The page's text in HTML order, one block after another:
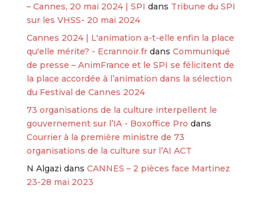
– Cannes, 20 mai 2024 | SPI dans Tribune du SPI
sur les VHSS- 20 mai 2024
Cannes 2024 | L'animation a-t-elle enfin la place
qu'elle mérite? - Ecrannoir.frdans Communiqué
de presse – AnimFrance et le SPI se félicitent de
la place accordée à l’animation dans la sélection
du Festival de Cannes 2024
73 organisations de la culture interpellent le
gouvernement sur l’IA - Boxoffice Pro dans
Courrier à la première ministre de 73
organisations de la culture sur l’AI ACT
N Algazi dans CANNES – 2 pièces face Martinez
23-28 mai 2023